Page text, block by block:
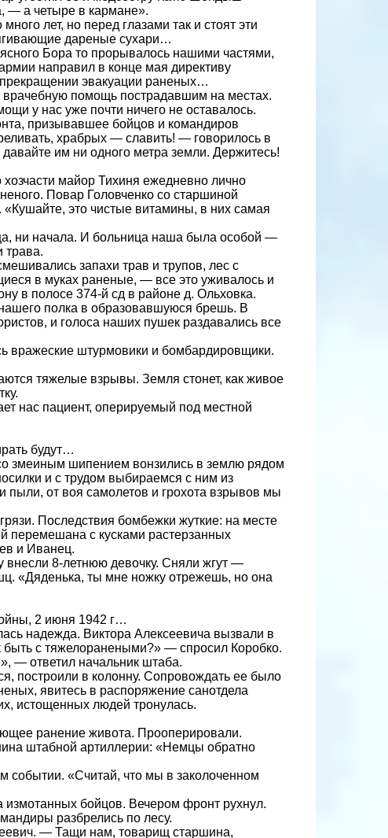
— а четыре в кармане».
лет, но перед глазами так и стоят эти
дареные сухари…
Бора то прорывалось нашими частями,
направил в конце мая директиву
эвакуации раненых…
помощь пострадавшим на местах.
у нас уже почти ничего не оставалось.
призывавшее бойцов и командиров
храбрых — славить! — говорилось в
им ни одного метра земли. Держитесь!
майор Тихиня ежедневно лично
Повар Головченко со старшиной
это чистые витамины, в них самая
ни начала. И больница наша была особой —
трава.
запахи трав и трупов, лес с
в муках раненые, — все это уживалось и
в полосе 374-й сд в районе д. Ольховка.
полка в образовавшуюся брешь. В
и голоса наших пушек раздавались все
вражеские штурмовики и бомбардировщики.
тяжелые взрывы. Земля стонет, как живое
нас пациент, оперируемый под местной
будут…
змеиным шипением вонзились в землю рядом
и с трудом выбираемся с ним из
пыли, от воя самолетов и грохота взрывов мы
Последствия бомбежки жуткие: на месте
перемешана с кусками растерзанных
и Иванец.
8-летнюю девочку. Сняли жгут —
«Дяденька, ты мне ножку отрежешь, но она
2 июня 1942 г…
надежда. Виктора Алексеевича вызвали в
быть с тяжелоранеными?» — спросил Коробко.
— ответил начальник штаба.
построили в колонну. Сопровождать ее было
явитесь в распоряжение санотдела
истощенных людей тронулась.
ранение живота. Прооперировали.
штабной артиллерии: «Немцы обратно
событии. «Считай, что мы в заколоченном
измотанных бойцов. Вечером фронт рухнул.
разбрелись по лесу.
— Тащи нам, товарищ старшина,